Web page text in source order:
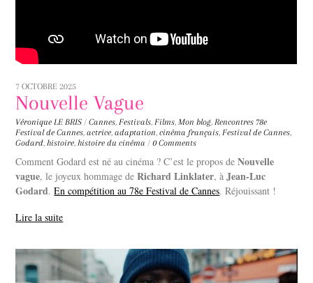
7 OCTOBRE 2025
Nouvelle Vague
Véronique LE BRIS / Cannes,Festivals,Films,Mon blog,Rencontres 78e
Festival de Cannes,actrice,adaptation,cinéma français,Festival de Cannes,
Godard,histoire,histoire du cinéma / 0 Comments
Comment Godard est né au cinéma ? C’est le propos deNouvelle
vague, le joyeux hommage deRichard Linklater, àJean-Luc
Godard.En compétition au 78e Festival de Cannes. Réjouissant !
Lire la suite